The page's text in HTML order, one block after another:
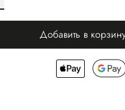
Добавить в